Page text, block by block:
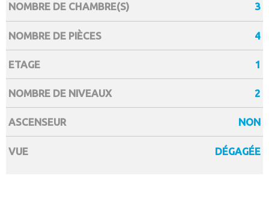
NOMBRE DE CHAMBRE(S) 3
NOMBRE DE PIÈCES 4
ETAGE 1
NOMBRE DE NIVEAUX 2
ASCENSEUR NON
VUE DÉGAGÉE